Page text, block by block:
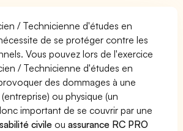
/ Technicienne d'études en
de se protéger contre les
Vous pouvez lors de l'exercice
/ Technicienne d'études en
des dommages à une
ou physique (un
important de se couvrir par une
civile ouassurance RC PRO